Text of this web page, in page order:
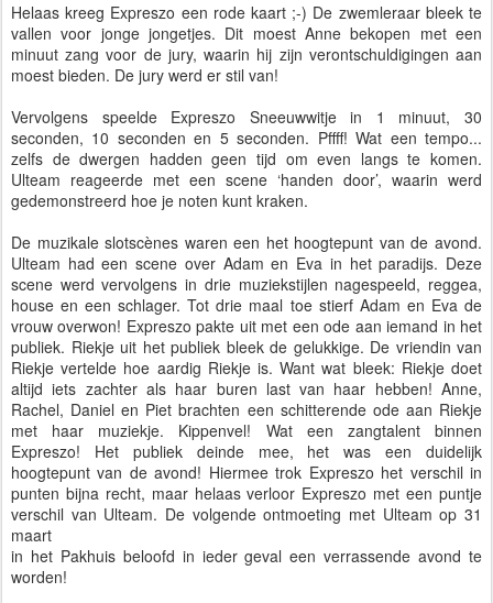
Helaas kreeg Expreszo een rode kaart ;-) De zwemleraar bleek te
vallen voor jonge jongetjes. Dit moest Anne bekopen met een
minuut zang voor de jury, waarin hij zijn verontschuldigingen aan
moest bieden. De jury werd er stil van!
Vervolgens speelde Expreszo Sneeuwwitje in 1 minuut, 30
seconden, 10 seconden en 5 seconden. Pffff! Wat een tempo...
zelfs de dwergen hadden geen tijd om even langs te komen.
Ulteam reageerde met een scene ‘handen door’, waarin werd
gedemonstreerd hoe je noten kunt kraken.
De muzikale slotscènes waren een het hoogtepunt van de avond.
Ulteam had een scene over Adam en Eva in het paradijs. Deze
scene werd vervolgens in drie muziekstijlen nagespeeld, reggea,
house en een schlager. Tot drie maal toe stierf Adam en Eva de
vrouw overwon! Expreszo pakte uit met een ode aan iemand in het
publiek. Riekje uit het publiek bleek de gelukkige. De vriendin van
Riekje vertelde hoe aardig Riekje is. Want wat bleek: Riekje doet
altijd iets zachter als haar buren last van haar hebben! Anne,
Rachel, Daniel en Piet brachten een schitterende ode aan Riekje
met haar muziekje. Kippenvel! Wat een zangtalent binnen
Expreszo! Het publiek deinde mee, het was een duidelijk
hoogtepunt van de avond! Hiermee trok Expreszo het verschil in
punten bijna recht, maar helaas verloor Expreszo met een puntje
verschil van Ulteam. De volgende ontmoeting met Ulteam op 31
maart
in het Pakhuis beloofd in ieder geval een verrassende avond te
worden!